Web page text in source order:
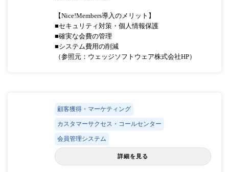
【Nice!Members導入のメリット】
■セキュリティ対策・個人情報保護
■確実な会費の管理
■システム費用の削減
（参照元：ウェッジソフトウェア株式会社HP）
顧客獲得・マーケティング
カスタマーサクセス・コールセンター
会員管理システム
詳細を見る